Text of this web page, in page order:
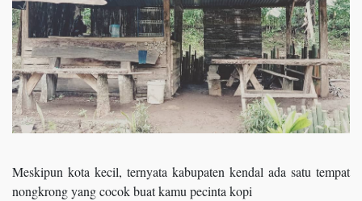
Meskipun kota kecil, ternyata kabupaten kendal ada satu tempat
nongkrong yang cocok buat kamu pecinta kopi